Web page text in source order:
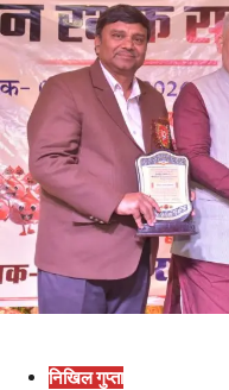
निखिल गुप्ता